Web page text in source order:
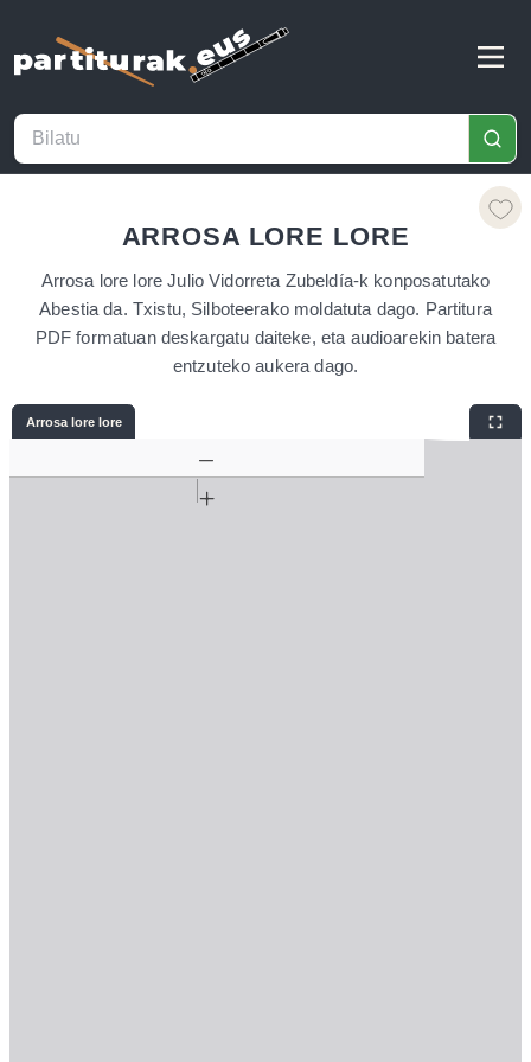
ARROSA LORE LORE
Arrosa lore lore Julio Vidorreta Zubeldía-k konposatutako
Abestia da. Txistu, Silboteerako moldatuta dago. Partitura
PDF formatuan deskargatu daiteke, eta audioarekin batera
entzuteko aukera dago.
Arrosa lore lore